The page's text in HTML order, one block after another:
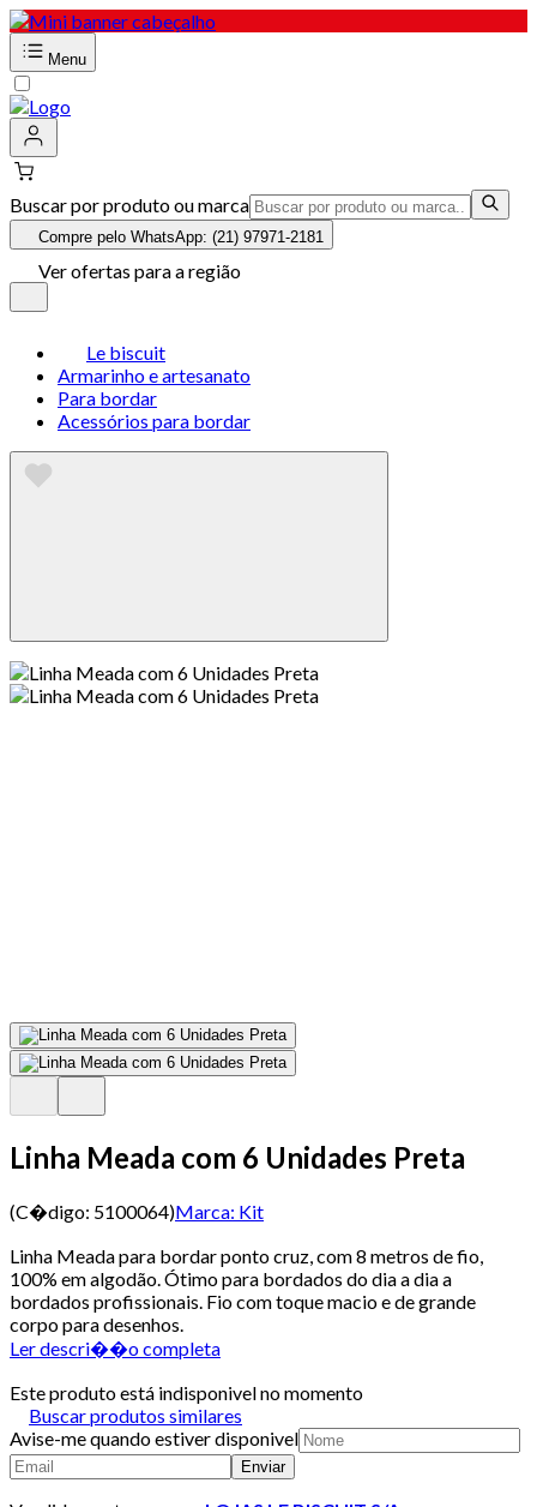
Menu
Buscar por produto ou marca
Compre pelo WhatsApp: (21) 97971-2181
Ver ofertas para a região
Le biscuit
Armarinho e artesanato
Para bordar
Acessórios para bordar
Linha Meada com 6 Unidades Preta
(C�digo: 5100064)Marca: Kit
Linha Meada para bordar ponto cruz, com 8 metros de fio,
100% em algodão. Ótimo para bordados do dia a dia a
bordados profissionais. Fio com toque macio e de grande
corpo para desenhos.
Ler descri��o completa
Este produto está indisponivel no momento
Buscar produtos similares
Avise-me quando estiver disponivel
Enviar